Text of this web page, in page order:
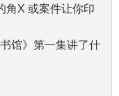
角X 或案件让你印
馆》第一集讲了什